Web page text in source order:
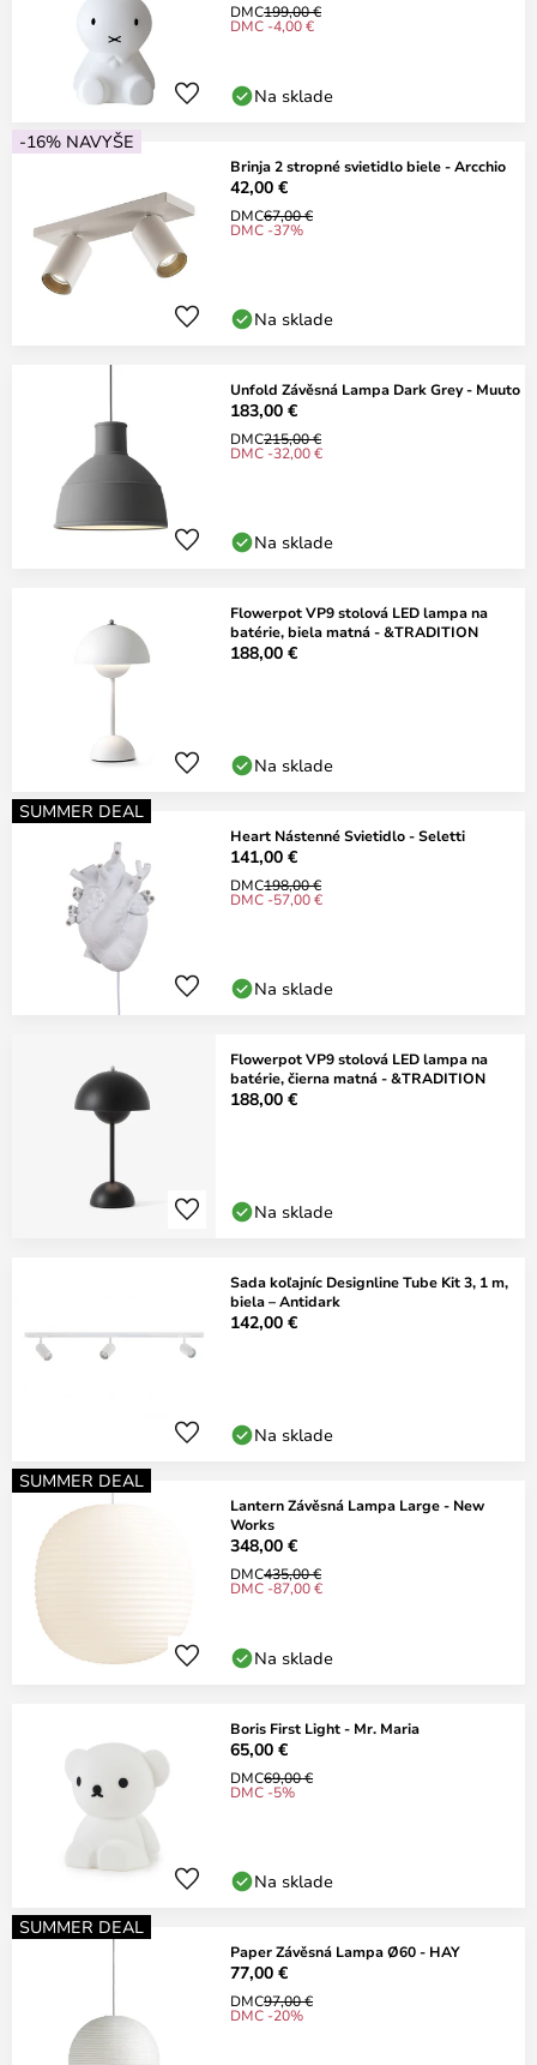
DMC199,00 €
DMC -4,00 €
Na sklade
-16% NAVYŠE
Brinja 2 stropné svietidlo biele - Arcchio
42,00 €
DMC67,00 €
DMC -37%
Na sklade
Unfold Závěsná Lampa Dark Grey - Muuto
183,00 €
DMC215,00 €
DMC -32,00 €
Na sklade
Flowerpot VP9 stolová LED lampa na
batérie, biela matná - &TRADITION
188,00 €
Na sklade
SUMMER DEAL
Heart Nástenné Svietidlo - Seletti
141,00 €
DMC198,00 €
DMC -57,00 €
Na sklade
Flowerpot VP9 stolová LED lampa na
batérie, čierna matná - &TRADITION
188,00 €
Na sklade
Sada koľajníc Designline Tube Kit 3, 1 m,
biela – Antidark
142,00 €
Na sklade
SUMMER DEAL
Lantern Závěsná Lampa Large - New
Works
348,00 €
DMC435,00 €
DMC -87,00 €
Na sklade
Boris First Light - Mr. Maria
65,00 €
DMC69,00 €
DMC -5%
Na sklade
SUMMER DEAL
Paper Závěsná Lampa Ø60 - HAY
77,00 €
DMC97,00 €
DMC -20%